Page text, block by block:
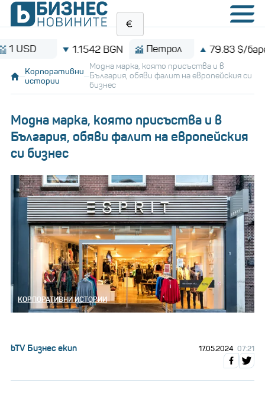
1.1542 BGN Петрол 79.83 $/барел
Корпоративни
истории
Модна марка, която присъства и в
България, обяви фалит на европейския си
бизнес
Модна марка, която присъства и в
България, обяви фалит на европейския
си бизнес
КОРПОРАТИВНИ ИСТОРИИ
bTV Бизнес екип 17.05.2024 07:21